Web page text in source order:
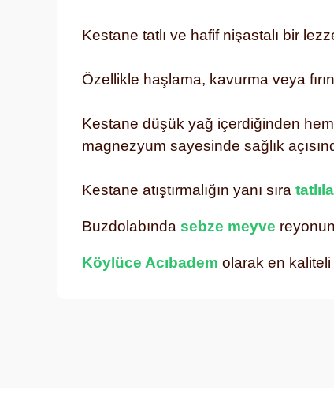
Kestane tatlı ve hafif nişastalı bir
Özellikle haşlama, kavurma veya
Kestane düşük yağ içerdiğinden
magnezyum sayesinde sağlık
Kestane atıştırmalığın yanı sıra
Buzdolabında sebze meyve
Köylüce Acıbadem olarak en kaliteli